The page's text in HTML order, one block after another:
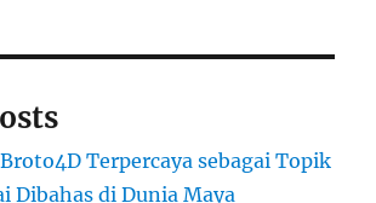
Terpercaya sebagai Topik
Dibahas di Dunia Maya